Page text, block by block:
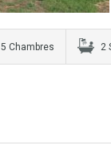
5 Chambres 2